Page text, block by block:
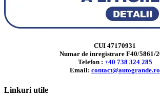
CUI 47170931
Numar de inregistrare F40/5861/
Telefon : +40 738 324 285
Email: contact@autogrande.ro
Linkuri utile